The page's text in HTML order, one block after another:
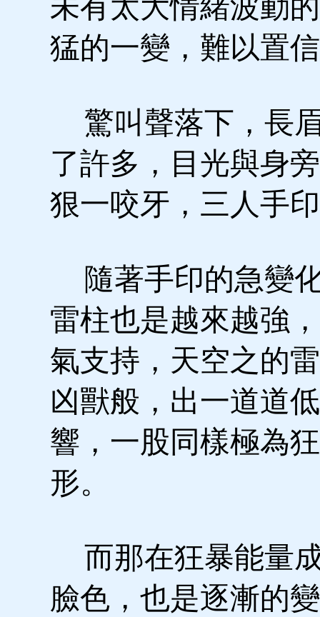
未有太大情緒波動
猛的一變，難以置
驚叫聲落下，長
了許多，目光與身
狠一咬牙，三人手
隨著手印的急變
雷柱也是越來越強
氣支持，天空之的
凶獸般，出一道道
響，一股同樣極為
形。
而那在狂暴能量
臉色，也是逐漸的